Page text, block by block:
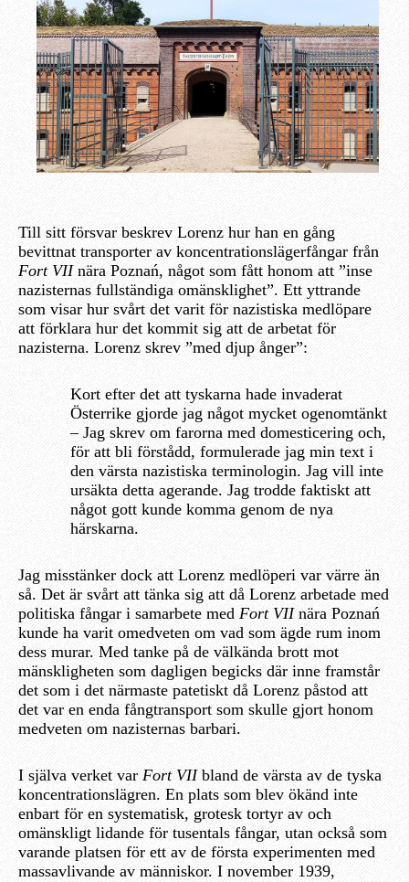
Till sitt försvar beskrev Lorenz hur han en gång
bevittnat transporter av koncentrationslägerfångar från
Fort VIInära Poznań, något som fått honom att ”inse
nazisternas fullständiga omänsklighet”. Ett yttrande
som visar hur svårt det varit för nazistiska medlöpare
att förklara hur det kommit sig att de arbetat för
nazisterna. Lorenz skrev ”med djup ånger”:
Kort efter det att tyskarna hade invaderat
Österrike gjorde jag något mycket ogenomtänkt
– Jag skrev om farorna med domesticering och,
för att bli förstådd, formulerade jag min text i
den värsta nazistiska terminologin. Jag vill inte
ursäkta detta agerande. Jag trodde faktiskt att
något gott kunde komma genom de nya
härskarna.
Jag misstänker dock att Lorenz medlöperi var värre än
så. Det är svårt att tänka sig att då Lorenz arbetade med
politiska fångar i samarbete med Fort VIInära Poznań
kunde ha varit omedveten om vad som ägde rum inom
dess murar. Med tanke på de välkända brott mot
mänskligheten som dagligen begicks där inne framstår
det som i det närmaste patetiskt då Lorenz påstod att
det var en enda fångtransport som skulle gjort honom
medveten om nazisternas barbari.
I själva verket var Fort VIIbland de värsta av de tyska
koncentrationslägren. En plats som blev ökänd inte
enbart för en systematisk, grotesk tortyr av och
omänskligt lidande för tusentals fångar, utan också som
varande platsen för ett av de första experimenten med
massavlivande av människor. I november 1939,